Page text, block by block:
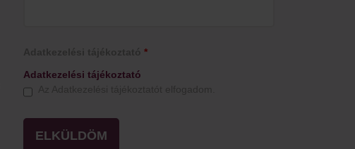
*
Adatkezelési tájékoztató